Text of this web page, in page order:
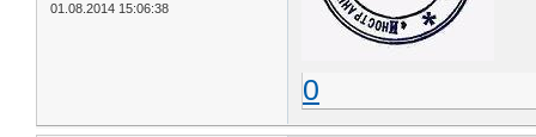
01.08.2014 15:06:38
0